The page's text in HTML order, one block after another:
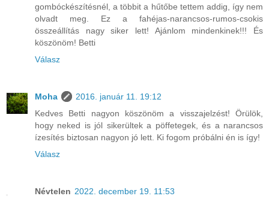
gombóckészítésnél, a többit a hűtőbe tettem addig, így nem
olvadt meg. Ez a fahéjas-narancsos-rumos-csokis
összeállítás nagy siker lett! Ajánlom mindenkinek!!! És
köszönöm! Betti
Válasz
Moha
2016. január 11. 19:12
Kedves Betti nagyon köszönöm a visszajelzést! Örülök,
hogy neked is jól sikerültek a pöffetegek, és a narancsos
ízesítés biztosan nagyon jó lett. Ki fogom próbálni én is így!
Válasz
Névtelen 2022. december 19. 11:53